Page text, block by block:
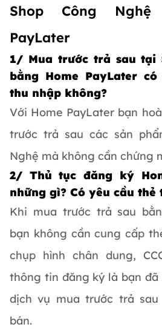
Shop Công
PayLater
1/ Mua trước trả sau tại
bằng Home PayLater
thu nhập không?
Với Home PayLater bạn
trước trả sau các sản
Nghệ mà không cần chứng
2/ Thủ tục đăng ký
những gì? Có yêu cầu
Khi mua trước trả sau
bạn không cần cung cấp
chụp hình chân dung,
thông tin đăng ký là bạn
dịch vụ mua trước trả
bán.